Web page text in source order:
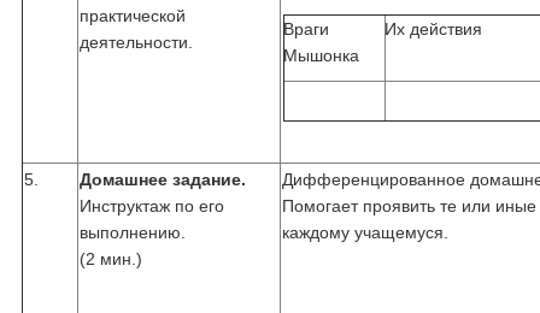
практической
деятельности.
Враги
Мышонка
Их действия
5.
Домашнее задание.
Инструктаж по его
выполнению.
(2 мин.)
Дифференцированное
Помогает проявить те или
каждому учащемуся.